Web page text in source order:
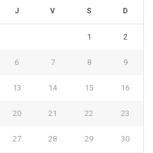
J V S D
1 2
6 7 8 9
13 14 15 16
20 21 22 23
27 28 29 30